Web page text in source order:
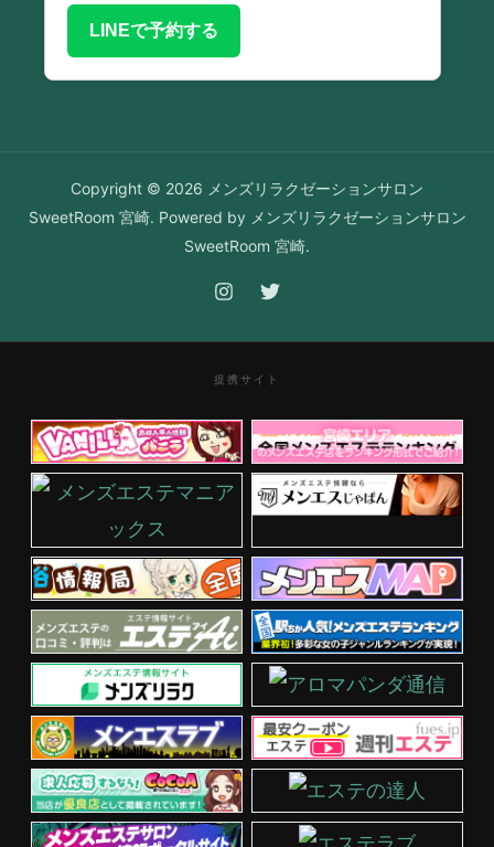
LINEで予約する
Copyright © 2026 メンズリラクゼーションサロン
SweetRoom 宮崎. Powered by メンズリラクゼーションサロン
SweetRoom 宮崎.
提携サイト